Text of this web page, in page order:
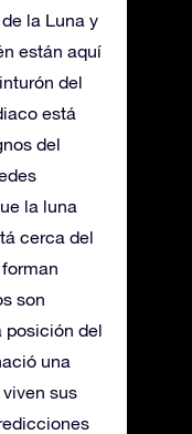
la Luna y
están aquí
del
está
del
la luna
cerca del
son
posición del
una
sus